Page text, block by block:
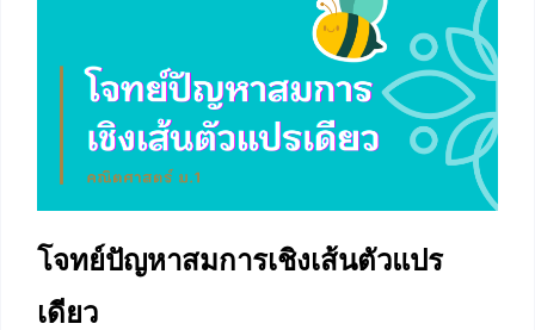
เรามาทำความรู้จักสมบัติเหล่านี้กันค่ะ สมบัติสมมาตร ถ้า a =
+11
โจทย์ปัญหาสมการเชิงเส้นตัวแปร
เดียว